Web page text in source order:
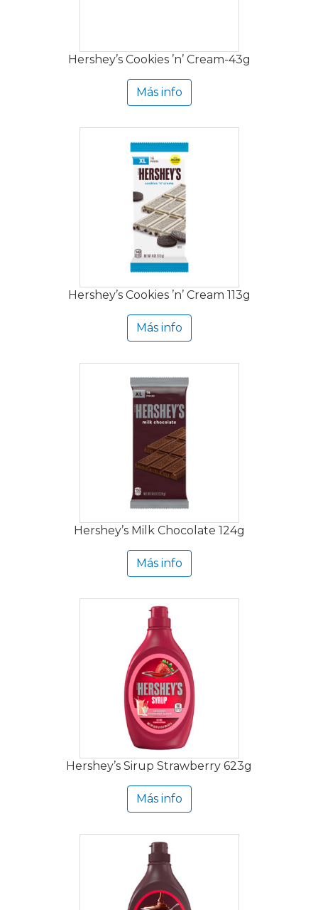
Hershey’s Cookies ’n’ Cream-43g
Más info
Hershey’s Cookies ’n’ Cream 113g
Más info
Hershey’s Milk Chocolate 124g
Más info
Hershey’s Sirup Strawberry 623g
Más info